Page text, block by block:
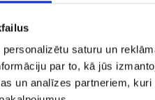
saturu un
par to, kā jūs
un analīzes partneriem,